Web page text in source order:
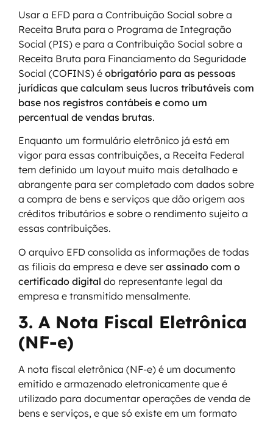
Usar a EFD para a Contribuição Social sobre a
Receita Bruta para o Programa de Integração
Social (PIS) e para a Contribuição Social sobre a
Receita Bruta para Financiamento da Seguridade
Social (COFINS) é obrigatório para as pessoas
jurídicas que calculam seus lucros tributáveis com
base nos registros contábeis e como um
percentual de vendas brutas.
Enquanto um formulário eletrônico já está em
vigor para essas contribuições, a Receita Federal
tem definido um layout muito mais detalhado e
abrangente para ser completado com dados sobre
a compra de bens e serviços que dão origem aos
créditos tributários e sobre o rendimento sujeito a
essas contribuições.
O arquivo EFD consolida as informações de todas
as filiais da empresa e deve ser assinado com o
certificado digital do representante legal da
empresa e transmitido mensalmente.
3. A Nota Fiscal Eletrônica
(NF-e)
A nota fiscal eletrônica (NF-e) é um documento
emitido e armazenado eletronicamente que é
utilizado para documentar operações de venda de
bens e serviços, e que só existe em um formato